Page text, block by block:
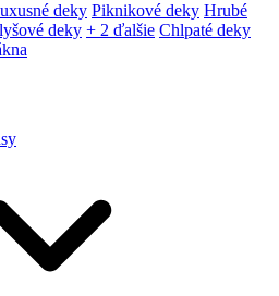
deky Piknikové deky Hrubé
deky + 2 ďalšie Chlpaté deky